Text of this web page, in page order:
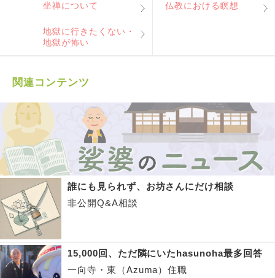
坐禅について 仏教における瞑想
地獄に行きたくない・
地獄が怖い
関連コンテンツ
誰にも見られず、お坊さんにだけ相談
非公開Q&A相談
15,000回、ただ隣にいたhasunoha最多回答
一向寺・東（Azuma）住職